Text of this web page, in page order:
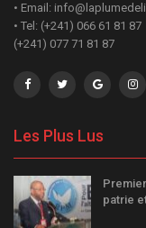
• Email:
• Tel: (+241) 066 61 81 87
(+241) 077 71 81 87
Les Plus Lus
patrie